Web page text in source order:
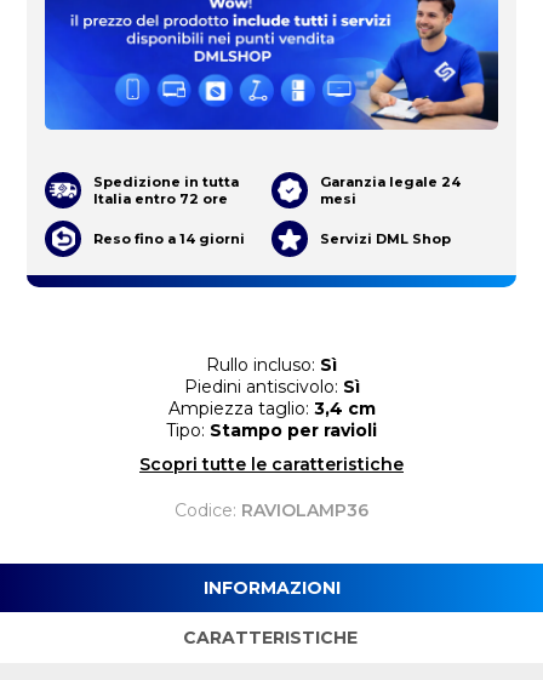
Rullo incluso: Sì
Piedini antiscivolo: Sì
Ampiezza taglio: 3,4 cm
Tipo: Stampo per ravioli
Scopri tutte le caratteristiche
Codice: RAVIOLAMP36
Spedizione in tutta
Italia entro 72 ore
Garanzia legale 24
mesi
Reso fino a 14 giorni Servizi DML Shop
INFORMAZIONI
CARATTERISTICHE